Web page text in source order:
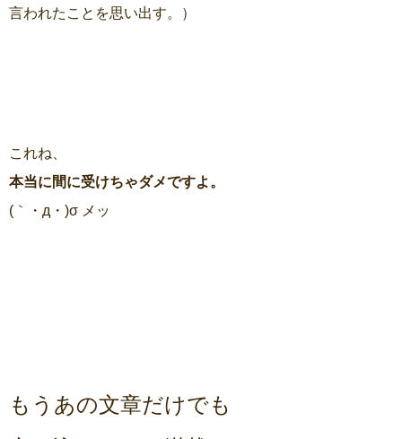
言われたことを思い出す。）
これね、
本当に間に受けちゃダメですよ。
(｀・д・)σ メッ
もうあの文章だけでも